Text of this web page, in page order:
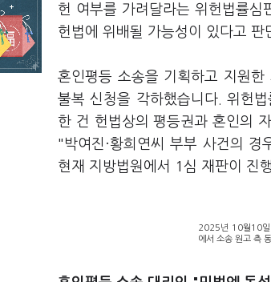
헌 여부를 가려달라는 위헌법률심
헌법에 위배될 가능성이 있다고
혼인평등 소송을 기획하고 지원
불복 신청을 각하했습니다. 위헌
한 건 헌법상의 평등권과 혼인의
"박여진·황희연씨 부부 사건의
현재 지방법원에서 1심 재판이 진
2025년 10월10일
에서 소송 원고 측